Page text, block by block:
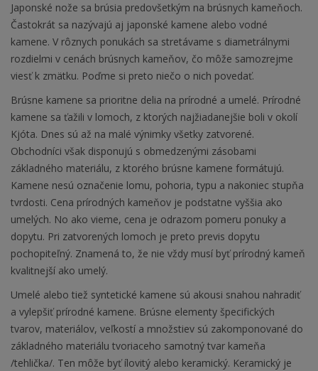
Japonské nože sa brúsia predovšetkým na brúsnych kameňoch.
Častokrát sa nazývajú aj japonské kamene alebo vodné
kamene. V rôznych ponukách sa stretávame s diametrálnymi
rozdielmi v cenách brúsnych kameňov, čo môže samozrejme
viesť k zmätku. Poďme si preto niečo o nich povedať.
Brúsne kamene sa prioritne delia na prírodné a umelé. Prírodné
kamene sa ťažili v lomoch, z ktorých najžiadanejšie boli v okolí
Kjóta. Dnes sú až na malé výnimky všetky zatvorené.
Obchodníci však disponujú s obmedzenými zásobami
základného materiálu, z ktorého brúsne kamene formátujú.
Kamene nesú označenie lomu, pohoria, typu a nakoniec stupňa
tvrdosti. Cena prírodných kameňov je podstatne vyššia ako
umelých. No ako vieme, cena je odrazom pomeru ponuky a
dopytu. Pri zatvorených lomoch je preto previs dopytu
pochopiteľný. Znamená to, že nie vždy musí byť prírodný kameň
kvalitnejší ako umelý.
Umelé alebo tiež syntetické kamene sú akousi snahou nahradiť
a vylepšiť prírodné kamene. Brúsne elementy špecifických
tvarov, materiálov, veľkostí a množstiev sú zakomponované do
základného materiálu tvoriaceho samotný tvar kameňa
/tehlička/. Ten môže byť ílovitý alebo keramický. Keramický je